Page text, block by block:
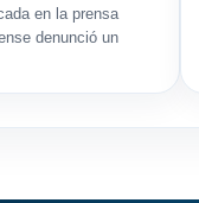
en la prensa
denunció un